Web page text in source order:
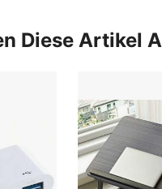
Diese Artikel